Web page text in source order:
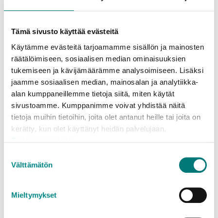
Tämä sivusto käyttää evästeitä
Käytämme evästeitä tarjoamamme sisällön ja mainosten
räätälöimiseen, sosiaalisen median ominaisuuksien
tukemiseen ja kävijämäärämme analysoimiseen. Lisäksi
jaamme sosiaalisen median, mainosalan ja analytiikka-
alan kumppaneillemme tietoja siitä, miten käytät
sivustoamme. Kumppanimme voivat yhdistää näitä
tietoja muihin tietoihin, joita olet antanut heille tai joita on
kerätty, kun olet käyttänyt heidän palvelujaan.
valinta
Välttämätön
Mieltymykset
Samla in avfyrade fyrverkeripjäser och lägg
vara släckta och nedkylda. Oanvända
försäljaren. Ifall detta inte är möjligt, kontakta
polisen och kom överens om mottagningen på
förhand.
GLÖGGFÖRPACKNINGAR
Glöggens kartongförpackning, också den
aluminiumfodrade, duger i kartonginsamlingen. Du
pantflaskorna till butiken och lämna de pantfria
glasflaskorna till insamlingen för glasförpackningar.
metallinsamlingen.